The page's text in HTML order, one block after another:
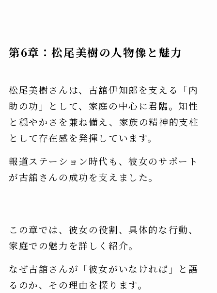
第6章：松尾美樹の人物像と魅力
松尾美樹さんは、古舘伊知郎を支える「内
助の功」として、家庭の中心に君臨。知性
と穏やかさを兼ね備え、家族の精神的支柱
として存在感を発揮しています。
報道ステーション時代も、彼女のサポート
が古舘さんの成功を支えました。
この章では、彼女の役割、具体的な行動、
家庭での魅力を詳しく紹介。
なぜ古舘さんが「彼女がいなければ」と語
るのか、その理由を探ります。